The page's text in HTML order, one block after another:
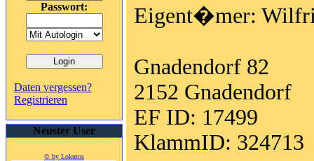
Passwort:
Daten vergessen?
Registrieren
Neuster User
© by Lokutos
Eigent�mer:
Gnadendorf 82
2152 Gnadendorf
EF ID: 17499
KlammID: 324713